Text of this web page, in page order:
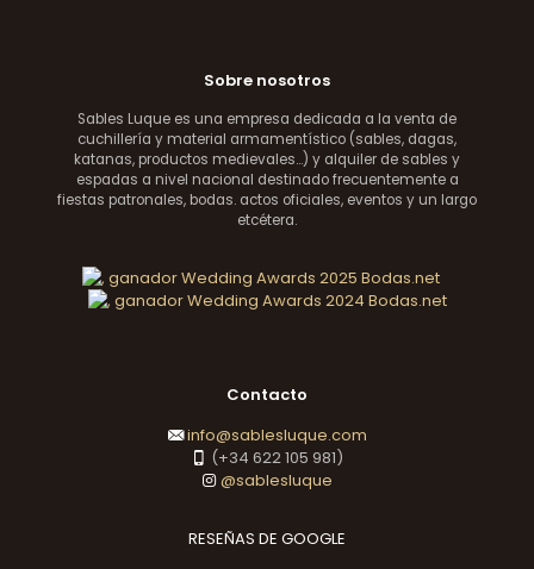
Sobre nosotros
Sables Luque es una empresa dedicada a la venta de
cuchillería y material armamentístico (sables, dagas,
katanas, productos medievales...) y alquiler de sables y
espadas a nivel nacional destinado frecuentemente a
fiestas patronales, bodas. actos oficiales, eventos y un largo
etcétera.
Contacto
info@sablesluque.com
(+34 622 105 981)
@sablesluque
RESEÑAS DE GOOGLE